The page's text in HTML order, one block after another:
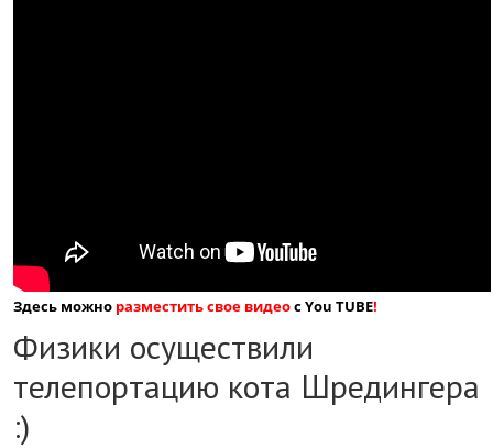
Здесь можно разместить свое видеос You TUBE!
Физики осуществили
телепортацию кота Шредингера
:)